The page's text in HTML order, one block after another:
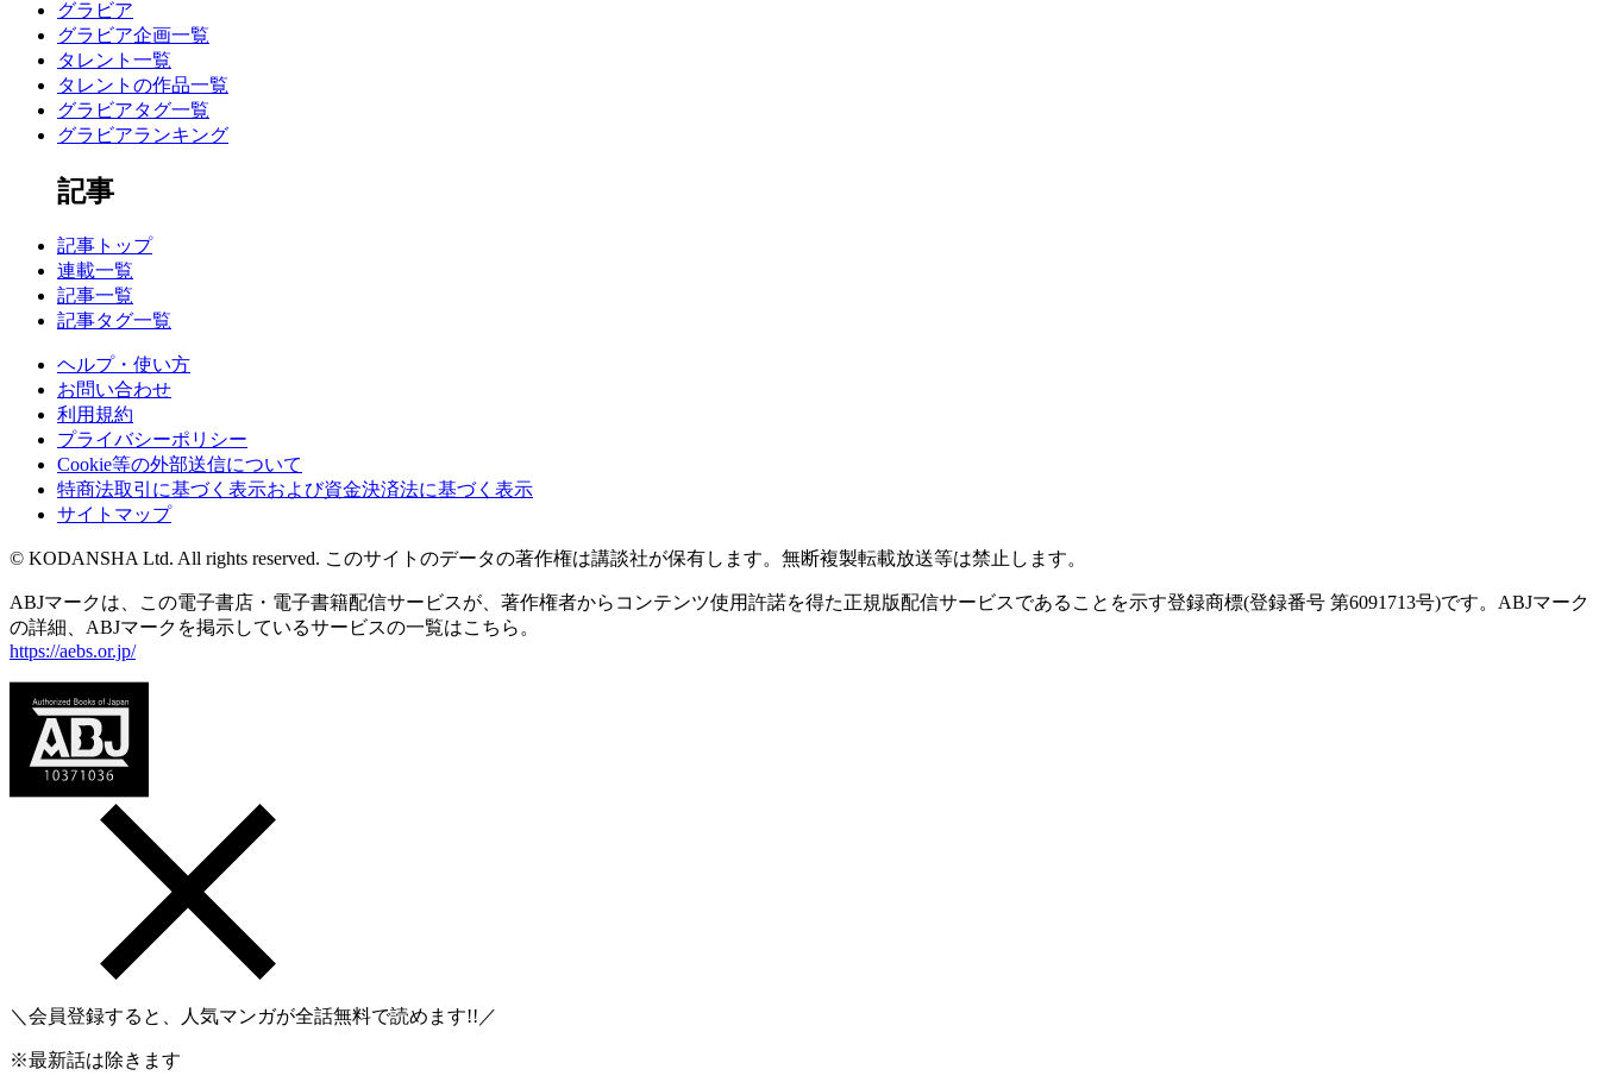
グラビア
グラビア企画一覧
タレント一覧
タレントの作品一覧
グラビアタグ一覧
グラビアランキング
記事
記事トップ
連載一覧
記事一覧
記事タグ一覧
ヘルプ・使い方
お問い合わせ
利用規約
プライバシーポリシー
Cookie等の外部送信について
特商法取引に基づく表示および資金決済法に基づく表示
サイトマップ
© KODANSHA Ltd. All rights reserved. このサイトのデータの著作権は講談社が保有します。無断複製転載放送等は禁止します。
ABJマークは、この電子書店・電子書籍配信サービスが、著作権者からコンテンツ使用許諾を得た正規版配信サービスであることを示す登録商標(登録番号 第6091713号)です。ABJマーク
の詳細、ABJマークを掲示しているサービスの一覧はこちら。
https://aebs.or.jp/
＼会員登録すると、人気マンガが全話無料で読めます!!／
※最新話は除きます